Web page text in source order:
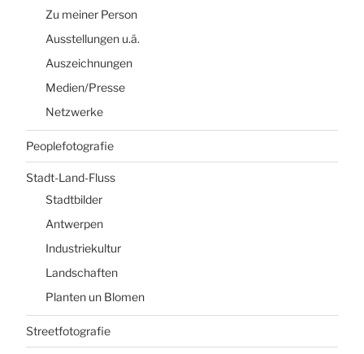
Zu meiner Person
Ausstellungen u.ä.
Auszeichnungen
Medien/Presse
Netzwerke
Peoplefotografie
Stadt-Land-Fluss
Stadtbilder
Antwerpen
Industriekultur
Landschaften
Planten un Blomen
Streetfotografie